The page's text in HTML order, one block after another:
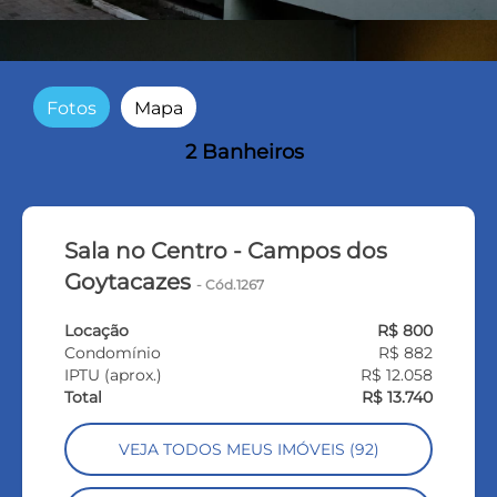
Fotos Mapa
2 Banheiros
Sala no Centro - Campos dos
Goytacazes - Cód.1267
Locação
R$ 800
Condomínio
R$ 882
IPTU (aprox.)
R$ 12.058
Total
R$ 13.740
VEJA TODOS MEUS IMÓVEIS (92)